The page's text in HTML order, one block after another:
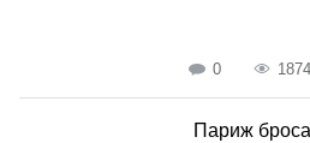
0 1874
Париж